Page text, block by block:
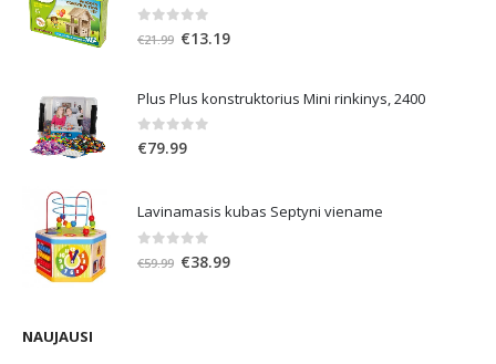
out of 5
€21.99 Original
€21.99.
€13.19Current
€13.19.
Plus Plus konstruktorius Mini rinkinys, 2400
0out of 5
€79.99
Lavinamasis kubas Septyni viename
out of 5
€59.99 Original
€38.99Current
NAUJAUSI